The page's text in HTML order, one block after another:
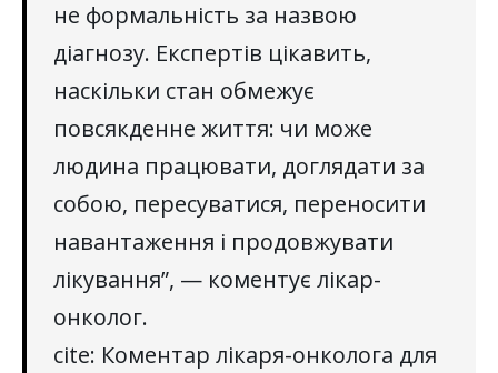
не формальність за назвою
діагнозу. Експертів цікавить,
наскільки стан обмежує
повсякденне життя: чи може
людина працювати, доглядати за
собою, пересуватися, переносити
навантаження і продовжувати
лікування”, — коментує лікар-
онколог.
cite: Коментар лікаря-онколога для